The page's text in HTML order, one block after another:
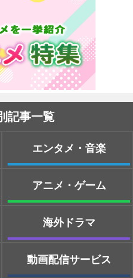
記事一覧
エンタメ・音楽
アニメ・ゲーム
海外ドラマ
動画配信サービス